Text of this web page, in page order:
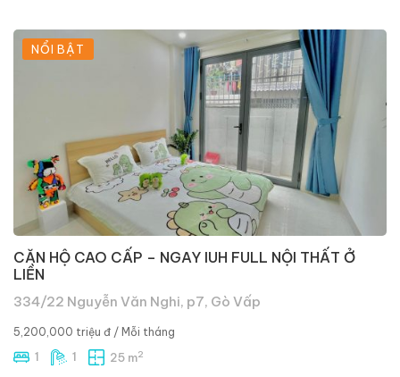
NỔI BẬT
CĂN HỘ CAO CẤP – NGAY IUH FULL NỘI THẤT Ở
LIỀN
334/22 Nguyễn Văn Nghi, p7, Gò Vấp
5,200,000 triệu đ / Mỗi tháng
1 1 25 m2